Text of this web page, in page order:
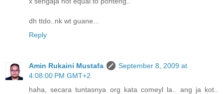
dh ttdo..nk wt guane...
Reply
Amin Rukaini Mustafa
September 8, 2009 at
4:08:00 PM GMT+2
haha, secara tuntasnya org kata comeyl la.. ang ja kot..